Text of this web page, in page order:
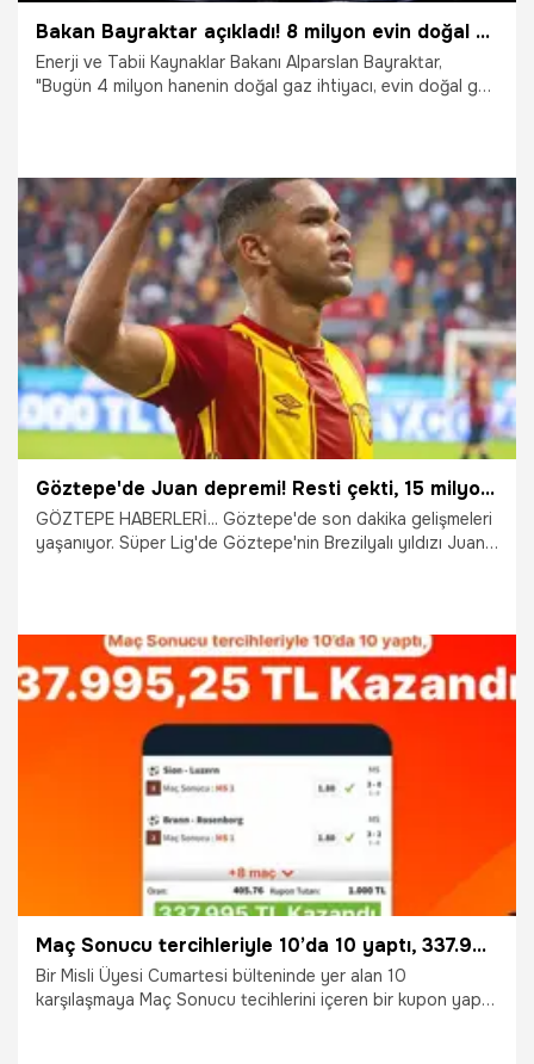
Bakan Bayraktar açıkladı! 8 milyon evin doğal gaz ihtiyacı Sakarya Gaz sahasından karşılanacak
Enerji ve Tabii Kaynaklar Bakanı Alparslan Bayraktar,
"Bugün 4 milyon hanenin doğal gaz ihtiyacı, evin doğal gaz
4.08.2026 Ekonomi
Göztepe'de Juan depremi! Resti çekti, 15 milyon Euro yalan oldu
GÖZTEPE HABERLERİ... Göztepe'de son dakika gelişmeleri
yaşanıyor. Süper Lig'de Göztepe'nin Brezilyalı yıldızı Juan,
İzmir
Maç Sonucu tercihleriyle 10’da 10 yaptı, 337.995,25 TL Kazandı…
Bir Misli Üyesi Cumartesi bülteninde yer alan 10
karşılaşmaya Maç Sonucu tecihlerini içeren bir kupon yaptı.